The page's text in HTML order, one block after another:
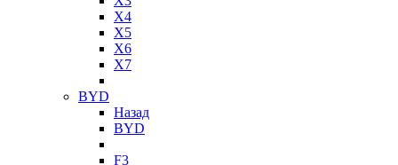
X4
X5
X6
X7
BYD
Назад
BYD
F3